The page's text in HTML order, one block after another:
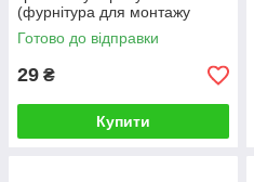
(фурнітура для монтажу
крапельного поливу)
Готово до відправки
29 ₴
Купити